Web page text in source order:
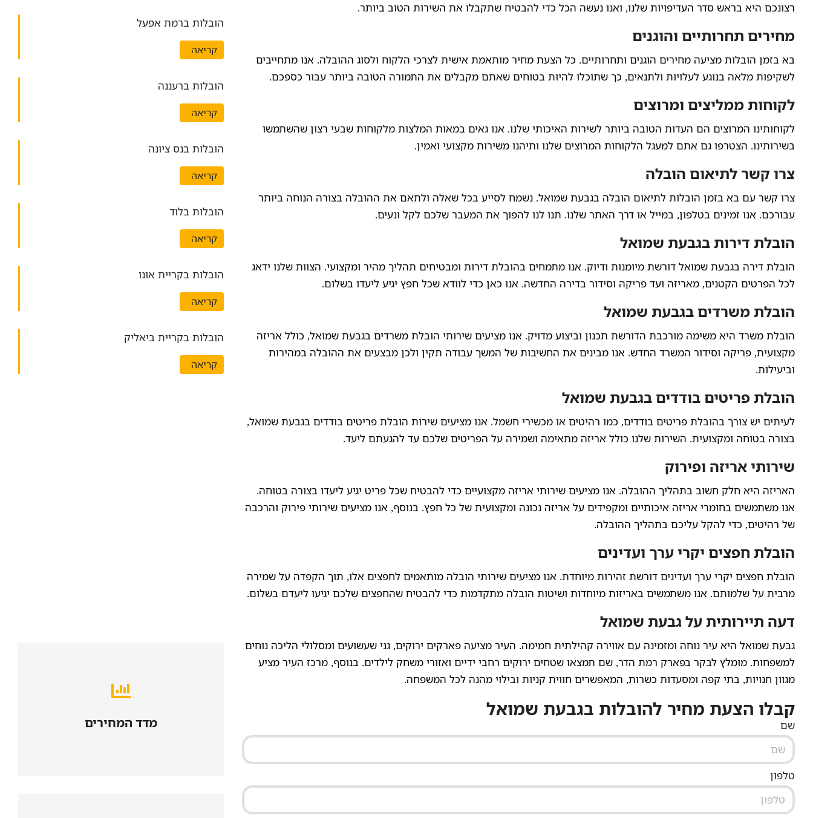
רצונכם היא בראש סדר העדיפויות שלנו, ואנו נעשה הכל כדי להבטיח שתקבלו את השירות הטוב ביותר.
מחירים תחרותיים והוגנים
בא בזמן הובלות מציעה מחירים הוגנים ותחרותיים. כל הצעת מחיר מותאמת אישית לצרכי הלקוח ולסוג ההובלה. אנו מתחייבים
לשקיפות מלאה בנוגע לעלויות ולתנאים, כך שתוכלו להיות בטוחים שאתם מקבלים את התמורה הטובה ביותר עבור כספכם.
לקוחות ממליצים ומרוצים
לקוחותינו המרוצים הם העדות הטובה ביותר לשירות האיכותי שלנו. אנו גאים במאות המלצות מלקוחות שבעי רצון שהשתמשו
בשירותינו. הצטרפו גם אתם למעגל הלקוחות המרוצים שלנו ותיהנו משירות מקצועי ואמין.
צרו קשר לתיאום הובלה
צרו קשר עם בא בזמן הובלות לתיאום הובלה בגבעת שמואל. נשמח לסייע בכל שאלה ולתאם את ההובלה בצורה הנוחה ביותר
עבורכם. אנו זמינים בטלפון, במייל או דרך האתר שלנו. תנו לנו להפוך את המעבר שלכם לקל ונעים.
הובלת דירות בגבעת שמואל
הובלת דירה בגבעת שמואל דורשת מיומנות ודיוק. אנו מתמחים בהובלת דירות ומבטיחים תהליך מהיר ומקצועי. הצוות שלנו ידאג
לכל הפרטים הקטנים, מאריזה ועד פריקה וסידור בדירה החדשה. אנו כאן כדי לוודא שכל חפץ יגיע ליעדו בשלום.
הובלת משרדים בגבעת שמואל
הובלת משרד היא משימה מורכבת הדורשת תכנון וביצוע מדויק. אנו מציעים שירותי הובלת משרדים בגבעת שמואל, כולל אריזה
מקצועית, פריקה וסידור המשרד החדש. אנו מבינים את החשיבות של המשך עבודה תקין ולכן מבצעים את ההובלה במהירות
וביעילות.
הובלת פריטים בודדים בגבעת שמואל
לעיתים יש צורך בהובלת פריטים בודדים, כמו רהיטים או מכשירי חשמל. אנו מציעים שירות הובלת פריטים בודדים בגבעת שמואל,
בצורה בטוחה ומקצועית. השירות שלנו כולל אריזה מתאימה ושמירה על הפריטים שלכם עד להגעתם ליעד.
שירותי אריזה ופירוק
האריזה היא חלק חשוב בתהליך ההובלה. אנו מציעים שירותי אריזה מקצועיים כדי להבטיח שכל פריט יגיע ליעדו בצורה בטוחה.
אנו משתמשים בחומרי אריזה איכותיים ומקפידים על אריזה נכונה ומקצועית של כל חפץ. בנוסף, אנו מציעים שירותי פירוק והרכבה
של רהיטים, כדי להקל עליכם בתהליך ההובלה.
הובלת חפצים יקרי ערך ועדינים
הובלת חפצים יקרי ערך ועדינים דורשת זהירות מיוחדת. אנו מציעים שירותי הובלה מותאמים לחפצים אלו, תוך הקפדה על שמירה
מרבית על שלמותם. אנו משתמשים באריזות מיוחדות ושיטות הובלה מתקדמות כדי להבטיח שהחפצים שלכם יגיעו ליעדם בשלום.
דעה תיירותית על גבעת שמואל
גבעת שמואל היא עיר נוחה ומזמינה עם אווירה קהילתית חמימה. העיר מציעה פארקים ירוקים, גני שעשועים ומסלולי הליכה נוחים
למשפחות. מומלץ לבקר בפארק רמת הדר, שם תמצאו שטחים ירוקים רחבי ידיים ואזורי משחק לילדים. בנוסף, מרכז העיר מציע
מגוון חנויות, בתי קפה ומסעדות כשרות, המאפשרים חווית קניות ובילוי מהנה לכל המשפחה.
קבלו הצעת מחיר להובלות בגבעת שמואל
שם
טלפון
הובלות ברמת אפעל
קריאה
הובלות ברעננה
קריאה
הובלות בנס ציונה
קריאה
הובלות בלוד
קריאה
הובלות בקריית אונו
קריאה
הובלות בקריית ביאליק
קריאה
מדד המחירים
מחירי הובלה ואחסון
למדד המחירים